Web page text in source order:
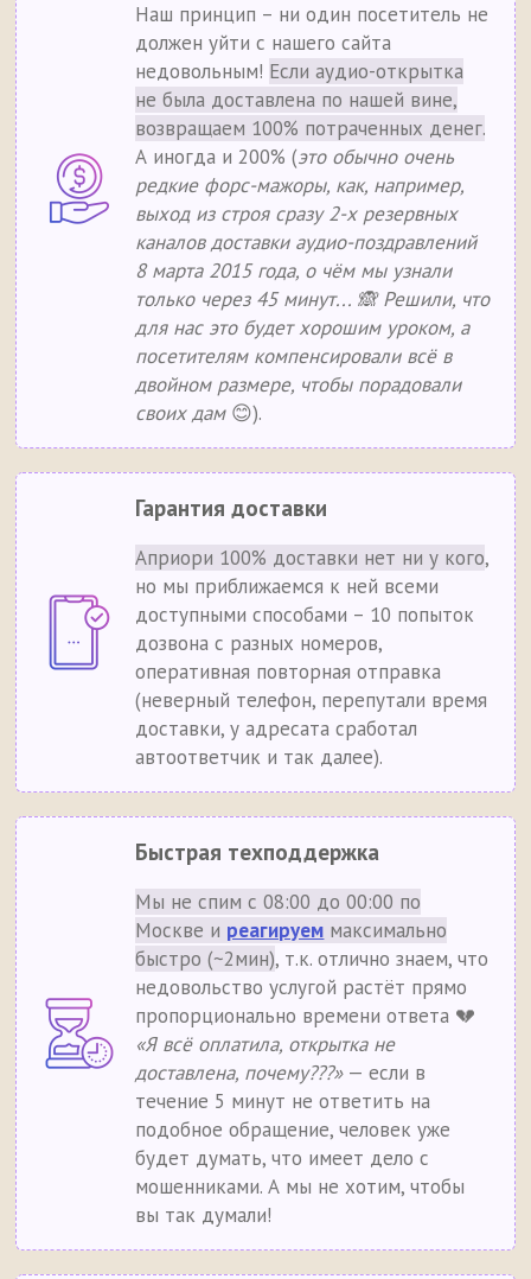
Наш принцип – ни один посетитель не
должен уйти с нашего сайта
недовольным! Если аудио-открытка
не была доставлена по нашей вине,
возвращаем 100% потраченных денег.
А иногда и 200% (это обычно очень
редкие форс-мажоры, как, например,
выход из строя сразу 2-х резервных
каналов доставки аудио-поздравлений
8 марта 2015 года, о чём мы узнали
только через 45 минут... 🙈 Решили, что
для нас это будет хорошим уроком, а
посетителям компенсировали всё в
двойном размере, чтобы порадовали
своих дам😊).
Гарантия доставки
Априори 100% доставки нет ни у кого,
но мы приближаемся к ней всеми
доступными способами – 10 попыток
дозвона с разных номеров,
оперативная повторная отправка
(неверный телефон, перепутали время
доставки, у адресата сработал
автоответчик и так далее).
Быстрая техподдержка
Мы не спим с 08:00 до 00:00 по
Москве и реагируем максимально
быстро (~2мин), т.к. отлично знаем, что
недовольство услугой растёт прямо
пропорционально времени ответа 💔
«Я всё оплатила, открытка не
доставлена, почему???»— если в
течение 5 минут не ответить на
подобное обращение, человек уже
будет думать, что имеет дело с
мошенниками. А мы не хотим, чтобы
вы так думали!